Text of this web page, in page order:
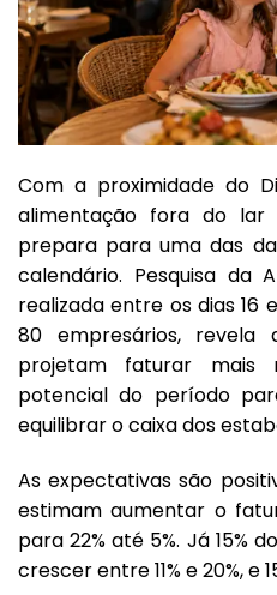
Com a proximidade do
alimentação fora do lar
prepara para uma das
calendário. Pesquisa da
realizada entre os dias 16
80 empresários, revela
projetam faturar mais
potencial do período
equilibrar o caixa dos
As expectativas são
estimam aumentar o
para 22% até 5%. Já 15%
crescer entre 11% e 20%, e